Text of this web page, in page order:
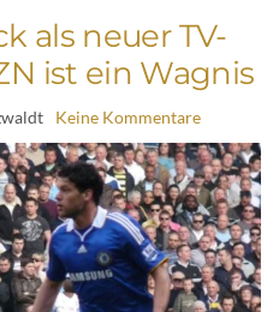
als neuer TV-
ist ein Wagnis
Keine Kommentare